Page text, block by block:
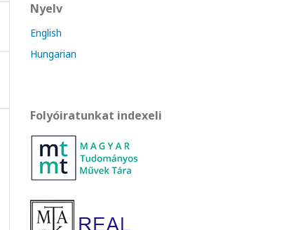
Nyelv
English
Hungarian
Folyóiratunkat indexeli